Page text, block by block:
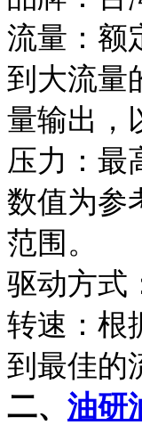
流量：额
到大流量
量输出，
压力：最
数值为参
范围。
驱动方式
转速：根
到最佳的
二、 油研